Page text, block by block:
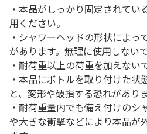
・本品がしっかり固定されて
用ください。
・シャワーヘッドの形状によっ
があります。無理に使用しない
・耐荷重以上の荷重を加えない
・本品にボトルを取り付けた状
と、変形や破損する恐れがありま
・耐荷重量内でも備え付けのシ
や大きな衝撃などにより本品が